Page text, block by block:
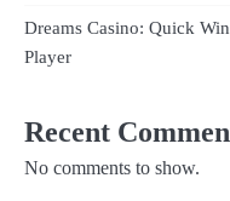
Dreams Casino: Quick
Player
Recent
No comments to show.